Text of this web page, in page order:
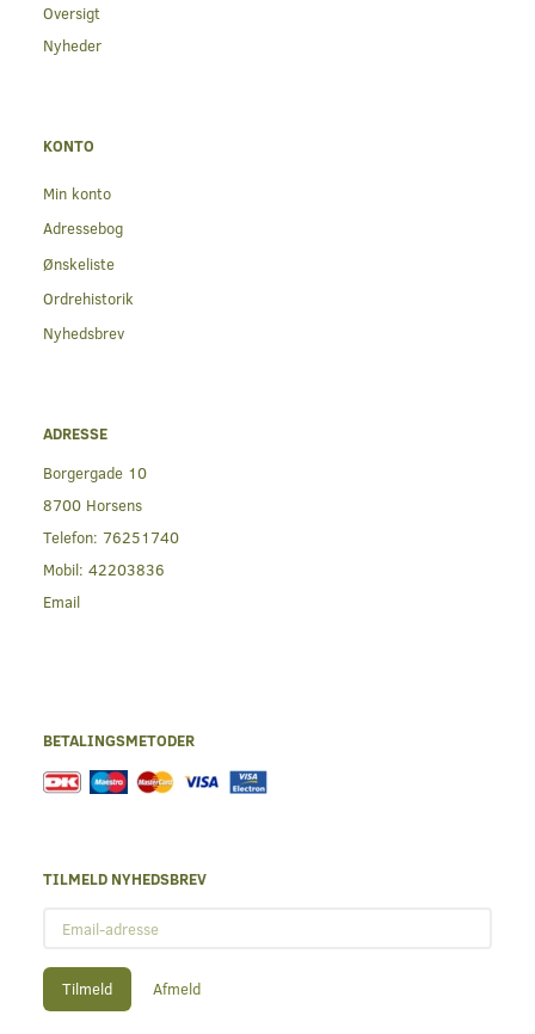
Oversigt
Nyheder
KONTO
Min konto
Adressebog
Ønskeliste
Ordrehistorik
Nyhedsbrev
ADRESSE
Borgergade 10
8700 Horsens
Telefon: 76251740
Mobil: 42203836
Email
BETALINGSMETODER
TILMELD NYHEDSBREV
adresse
Tilmeld Afmeld